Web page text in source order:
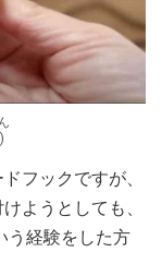
フックですが、
ようとしても、
う経験をした方